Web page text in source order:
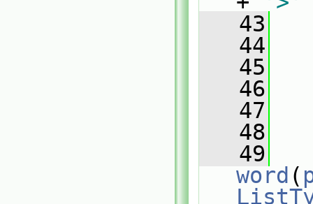
   43
   44
   45
   46
   47
   48
   49
word (